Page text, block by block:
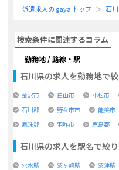
派遣求人の gaya トップ 石
検索条件に関連するコラム
勤務地 / 路線・駅
石川県の求人を勤務地で
金沢市 白山市 小松市
石川郡
野々市市 能美市
鳳珠郡
羽咋市 鹿島郡
石川県の求人を駅名で絞
穴水駅 粟ヶ崎駅 粟津駅